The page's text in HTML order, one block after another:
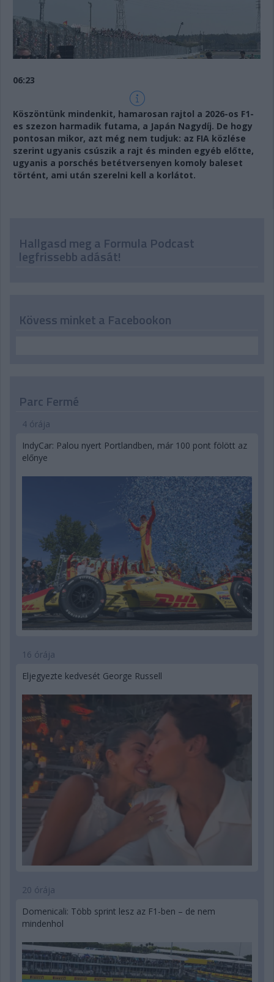
06:23
Köszöntünk mindenkit, hamarosan rajtol a 2026-os F1-
es szezon harmadik futama, a Japán Nagydíj. De hogy
pontosan mikor, azt még nem tudjuk: az FIA közlése
szerint ugyanis csúszik a rajt és minden egyéb előtte,
ugyanis a porschés betétversenyen komoly baleset
történt, ami után szerelni kell a korlátot.
Hallgasd meg a Formula Podcast
legfrissebb adását!
Kövess minket a Facebookon
Parc Fermé
4 órája
IndyCar: Palou nyert Portlandben, már 100 pont fölött az
előnye
16 órája
Eljegyezte kedvesét George Russell
20 órája
Domenicali: Több sprint lesz az F1-ben – de nem
mindenhol